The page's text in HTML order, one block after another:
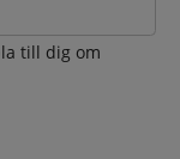
till dig om